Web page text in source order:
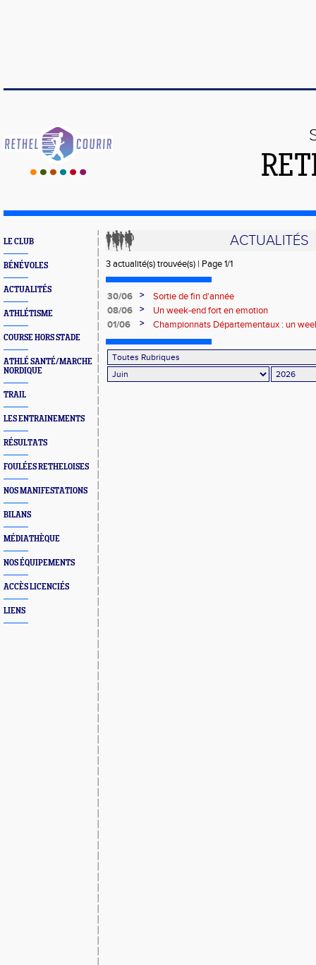
LE CLUB
BÉNÉVOLES
ACTUALITÉS
ATHLÉTISME
COURSE HORS STADE
ATHLÉ SANTÉ/MARCHE
NORDIQUE
TRAIL
LES ENTRAINEMENTS
RÉSULTATS
FOULÉES RETHELOISES
NOS MANIFESTATIONS
BILANS
MÉDIATHÈQUE
NOS ÉQUIPEMENTS
ACCÈS LICENCIÉS
LIENS
ACTUALITÉS
3 actualité(s) trouvée(s) | Page 1/1
30/06 >
Sortie de fin d'année
08/06
>
Un week-end fort en emotion
01/06
>
Championnats Départementaux : un